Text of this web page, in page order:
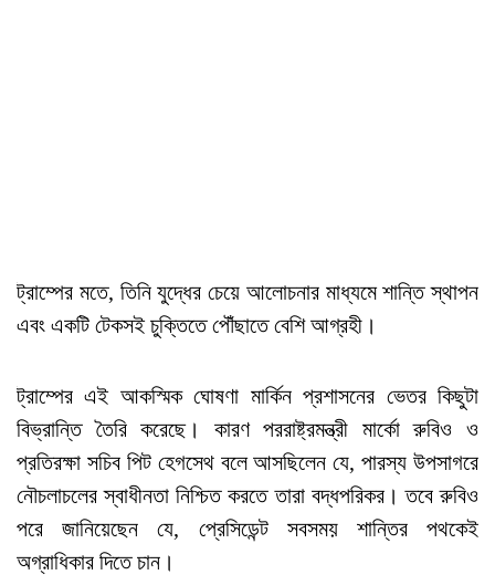
ট্রাম্পের মতে, তিনি যুদ্ধের চেয়ে আলোচনার মাধ্যমে শান্তি স্থাপন
এবং একটি টেকসই চুক্তিতে পৌঁছাতে বেশি আগ্রহী।
ট্রাম্পের এই আকস্মিক ঘোষণা মার্কিন প্রশাসনের ভেতর কিছুটা
বিভ্রান্তি তৈরি করেছে। কারণ পররাষ্ট্রমন্ত্রী মার্কো রুবিও ও
প্রতিরক্ষা সচিব পিট হেগসেথ বলে আসছিলেন যে, পারস্য উপসাগরে
নৌচলাচলের স্বাধীনতা নিশ্চিত করতে তারা বদ্ধপরিকর। তবে রুবিও
পরে জানিয়েছেন যে, প্রেসিডেন্ট সবসময় শান্তির পথকেই
অগ্রাধিকার দিতে চান।